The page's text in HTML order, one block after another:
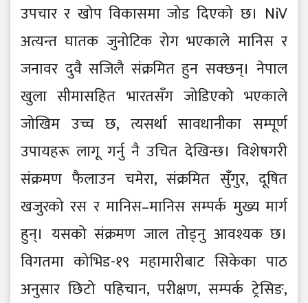
उपचार र खोप विकासमा जोड दिएको छ। NiV
अत्यन्त घातक जुनोटिक रोग भएकाले मानिस र
जनावर दुवै सजिलै संक्रमित हुन सक्छन्। नेपाल
खुला सीमासहित भारतसँग जोडिएको भएकाले
जोखिम उच्च छ, त्यसर्था सावधानीका सम्पूर्ण
उपायहरू लागू गर्नु नै उचित देखिन्छ। विशेषगरी
संक्रमण फैलाउन चमेरा, संक्रमित सुँगुर, दूषित
खजुरको रस र मानिस–मानिस सम्पर्क मुख्य मार्ग
हुन्। यसको संक्रमण जाल तोड्नु आवश्यक छ।
विगतमा कोभिड-१९ महामारीबाट सिकेका पाठ
अनुसार छिटो पहिचान, परीक्षण, सम्पर्क ट्रेसिङ,